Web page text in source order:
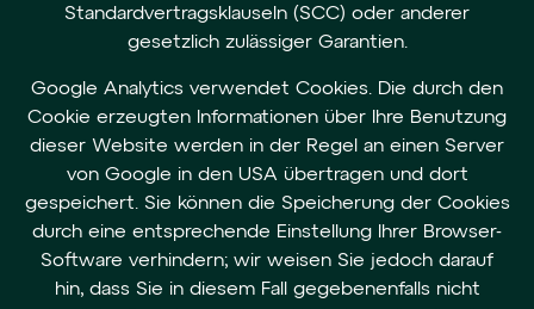
Standardvertragsklauseln (SCC) oder anderer
gesetzlich zulässiger Garantien.
Google Analytics verwendet Cookies. Die durch den
Cookie erzeugten Informationen über Ihre Benutzung
dieser Website werden in der Regel an einen Server
von Google in den USA übertragen und dort
gespeichert. Sie können die Speicherung der Cookies
durch eine entsprechende Einstellung Ihrer Browser-
Software verhindern; wir weisen Sie jedoch darauf
hin, dass Sie in diesem Fall gegebenenfalls nicht